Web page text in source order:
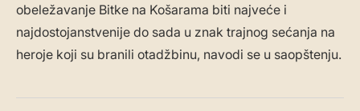
obeležavanje Bitke na Košarama biti najveće i
najdostojanstvenije do sada u znak trajnog sećanja na
heroje koji su branili otadžbinu, navodi se u saopštenju.